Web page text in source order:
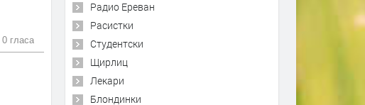
0 гласа
Радио Ереван
Расистки
Студентски
Щирлиц
Лекари
Блондинки